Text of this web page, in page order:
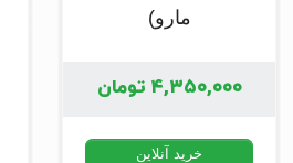
مارو)
۴,۳۵۰,۰۰۰ تومان
خرید آنلاین